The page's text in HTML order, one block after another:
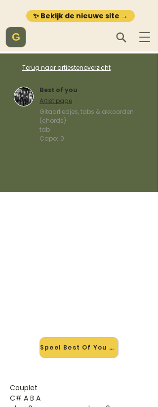
✨ Bekijk de nieuwe site →
G
Terug naar artiestenoverzicht
Best of you
Artist page
Gitaarliedjes, tabs & akkoorden
(chords)
tab
Capo: 0
Speel Best Of You mee →
Couplet
C# A B A